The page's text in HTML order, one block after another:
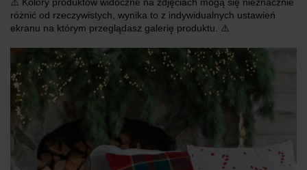
różnić od rzeczywistych, wynika to z indywidualnych ustawień
ekranu na którym przeglądasz galerię produktu. ⚠️